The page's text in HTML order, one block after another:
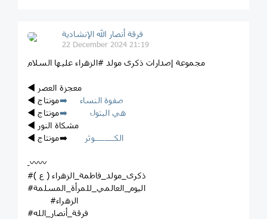
فرقة أنصار الله الإنشادية
22 December 2024 21:19
مجموعة إصدارات ذكرى مولد #الزهراء عليها السلام
◀️ معجزة العصر
◀️
صفوة النساء ➡️مونتاج
◀️
هي البتول ➡️مونتاج
◀️ مشكاة النور
◀️
الكــــــــوثر ➡️مونتاج
ـ〰️〰️
#ذكرى_مولد_فاطمة_الزهراء ( ع )
#اليوم_العالمي_للمرأة_المسلمة
#الزهراء
#فرقة_أنصار_الله